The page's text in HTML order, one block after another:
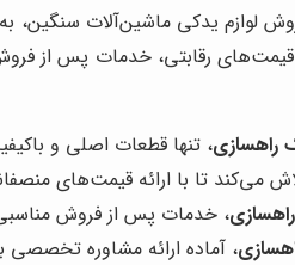
لوازم یدکی ماشین‌آلات سنگین،
قیمت‌های رقابتی، خدمات پس
راهسازی، تنها قطعات اصلی و
می‌کند تا با ارائه قیمت‌های
، خدمات پس از فروش
، آماده ارائه مشاوره